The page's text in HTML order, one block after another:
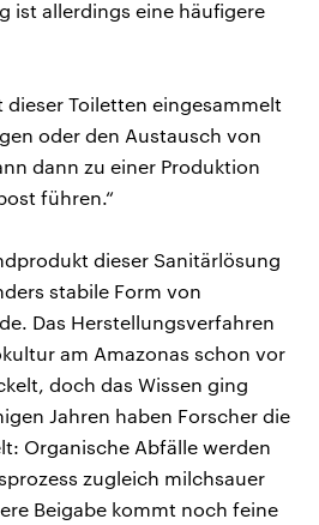
ist allerdings eine häufigere
dieser Toiletten eingesammelt
oder den Austausch von
dann zu einer Produktion
führen.“
dieser Sanitärlösung
stabile Form von
Das Herstellungsverfahren
am Amazonas schon vor
doch das Wissen ging
Jahren haben Forscher die
Organische Abfälle werden
zugleich milchsauer
Beigabe kommt noch feine